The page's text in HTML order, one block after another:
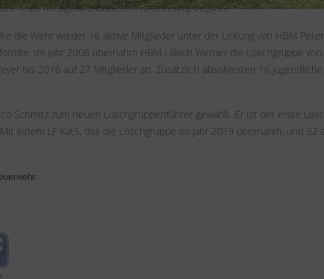
Feuerwehrgerätehauses im Kirchenweg begann."
die Wehr wieder 16 aktive Mitglieder unter der Leitung von HBM
Im Jahr 2008 übernahm HBM Ullrich Werner die Löschgruppe
bis 2016 auf 27 Mitglieder an. Zusätzlich absolvierten 16
Schmitz zum neuen Löschgruppenführer gewählt. Er ist der erste
einem LF KatS, das die Löschgruppe im Jahr 2019 übernahm, und